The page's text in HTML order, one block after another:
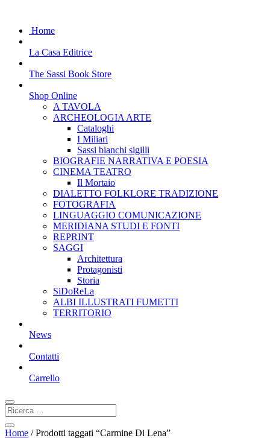
Home
La Casa Editrice
The Sassi Book Store
Shop Online
A TAVOLA
ARCHEOLOGIA ARTE
Cataloghi
I Miliari
Sassi bianchi sigilli
BIOGRAFIE NARRATIVA E POESIA
CINEMA TEATRO
Il Mortaio
DIALETTO FOLKLORE TRADIZIONE
FOTOGRAFIA
LINGUAGGIO COMUNICAZIONE
MERIDIANA STUDI E FONTI
REPRINT
SAGGI
Architettura
Protagonisti
Storia
SiDoReLa
ALBI ILLUSTRATI FUMETTI
TERRITORIO
News
Contatti
Carrello
Home / Prodotti taggati “Carmine Di Lena”